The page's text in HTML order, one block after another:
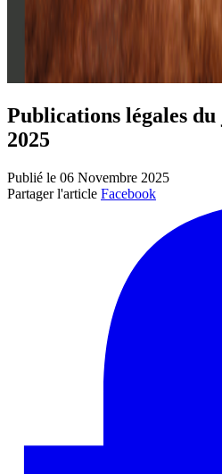
Publications légales
2025
Publié le 06 Novembre 2025
Partager l'article Facebook